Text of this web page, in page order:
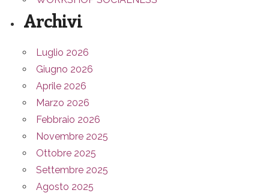
Archivi
Luglio 2026
Giugno 2026
Aprile 2026
Marzo 2026
Febbraio 2026
Novembre 2025
Ottobre 2025
Settembre 2025
Agosto 2025